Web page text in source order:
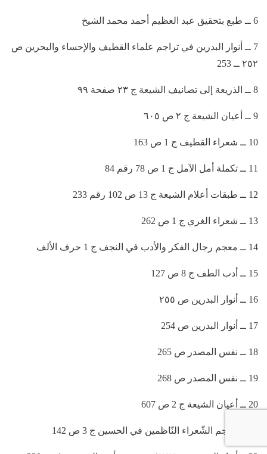
6 ــ طبع بتحقيق عبد العظيم أحمد محمد الشيخ
7 ــ أنوار البدرين في تراجم علماء القطيف والإحساء والبحرين ص
٢٥٢ ــ 253
8 ــ الذريعة إلى تصانيف الشيعة ج ٢٣ صفحة ٩٩
9 ــ أعيان الشيعة ج ٢ ص ٦٠٥
10 ــ شعراء القطيف ج 1 ص 163
11 ــ تكملة أمل الآمل ج 1 ص 78 رقم 84
12 ــ طبقات أعلام الشيعة ج 13 ص 102 رقم 233
13 ــ شعراء الغري ج 1 ص 262
14 ــ معجم رجال الفكر والأدب في النجف ج 1 حرف الألف
15 ــ أدب الطف ج 8 ص 127
16 ــ أنوار البدرين ص ٢٥٥
17 ــ أنوار البدرين ص 254
18 ــ نفس المصدر ص 265
19 ــ نفس المصدر ص 268
20 ــ أعيان الشيعة ج 2 ص 607